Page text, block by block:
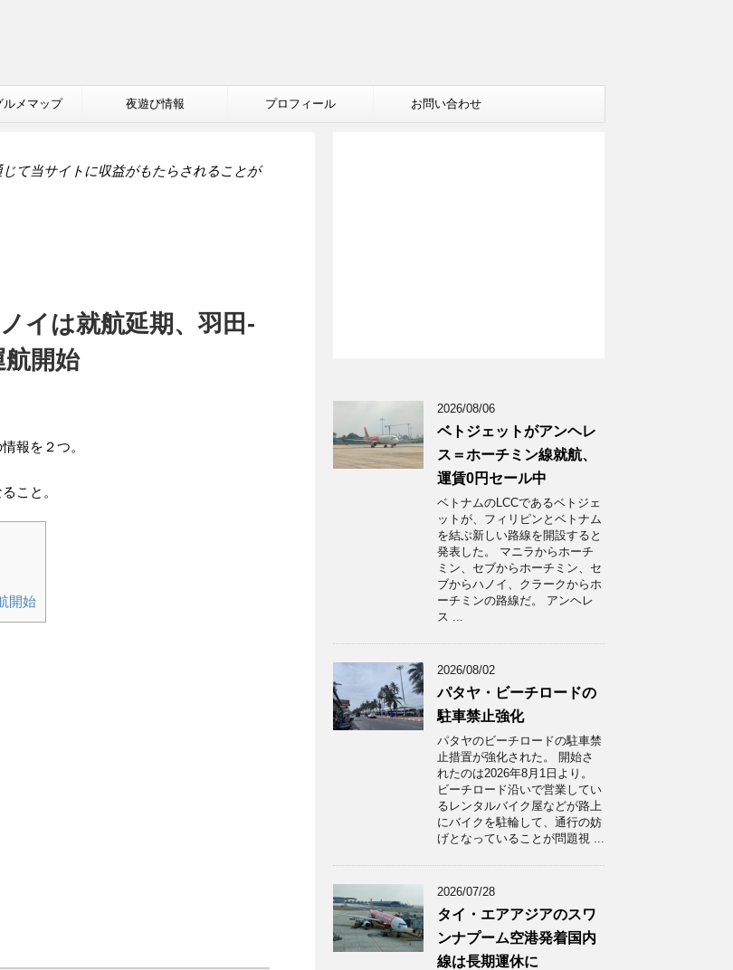
ルメマップ 夜遊び情報 プロフィール お問い合わせ
て当サイトに収益がもたらされることが
イは就航延期、羽田-
開始
報を２つ。
こと。
開始
2026/08/06
ベトジェットがアンヘレ
ス＝ホーチミン線就航、
運賃0円セール中
ベトナムのLCCであるベトジェ
ットが、フィリピンとベトナム
を結ぶ新しい路線を開設すると
発表した。 マニラからホーチ
ミン、セブからホーチミン、セ
ブからハノイ、クラークからホ
ーチミンの路線だ。 アンヘレ
ス ...
2026/08/02
パタヤ・ビーチロードの
駐車禁止強化
パタヤのビーチロードの駐車禁
止措置が強化された。 開始さ
れたのは2026年8月1日より。
ビーチロード沿いで営業してい
るレンタルバイク屋などが路上
にバイクを駐輪して、通行の妨
げとなっていることが問題視 ...
2026/07/28
タイ・エアアジアのスワ
ンナプーム空港発着国内
線は長期運休に